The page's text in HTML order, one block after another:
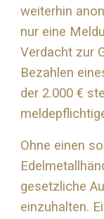
weiterhin
nur eine
Verdacht zur
Bezahlen
der 2.000 €
Ohne einen
gesetzliche
einzuhalten.